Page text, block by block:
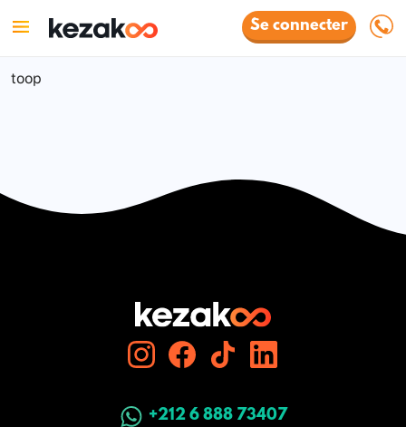
Se connecter
toop
+212 6 888 73407